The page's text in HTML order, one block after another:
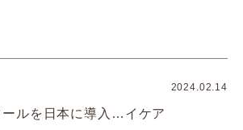
2024.02.14
ルを日本に導入…イケア